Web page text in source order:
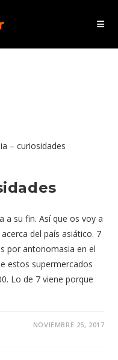
a su fin. Así que os voy a
del país asiático. 7
por antonomasia en el
estos supermercados
Lo de 7 viene porque
NOVIEMBRE 25, 2017